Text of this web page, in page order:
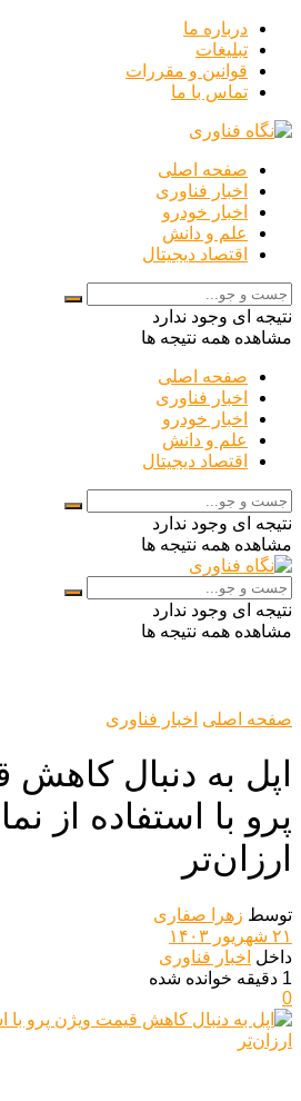
درباره ما
تبلیغات
قوانین و مقررات
تماس با ما
صفحه اصلی
اخبار فناوری
اخبار خودرو
علم و دانش
اقتصاد دیجیتال
نتیجه ای وجود ندارد
مشاهده همه نتیجه ها
صفحه اصلی
اخبار فناوری
اخبار خودرو
علم و دانش
اقتصاد دیجیتال
نتیجه ای وجود ندارد
مشاهده همه نتیجه ها
نتیجه ای وجود ندارد
مشاهده همه نتیجه ها
صفحه اصلی اخبار فناوری
اپل به دنبال
پرو با استفاده از
ارزان‌تر
توسط زهرا صفاری
۲۱ شهریور ۱۴۰۳
داخل اخبار فناوری
1 دقیقه خوانده شده
0